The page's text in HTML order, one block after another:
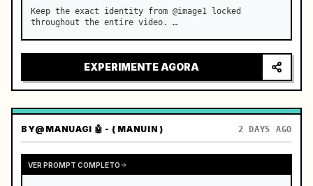
Keep the exact identity from @image1 locked
throughout the entire video. …
EXPERIMENTE AGORA
BY@MANUAGI 🤖 - ( MANUIN ) 2 DAYS AGO
VER PROMPT COMPLETO